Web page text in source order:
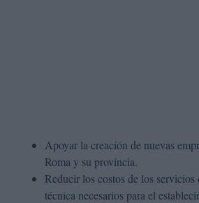
Apoyar la creación de nuevas
Roma y su provincia.
Reducir los costos de los servicios
técnica necesarios para el